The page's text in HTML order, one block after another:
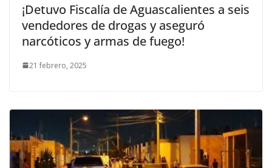
¡Detuvo Fiscalía de Aguascalientes a seis
vendedores de drogas y aseguró
narcóticos y armas de fuego!
21 febrero, 2025